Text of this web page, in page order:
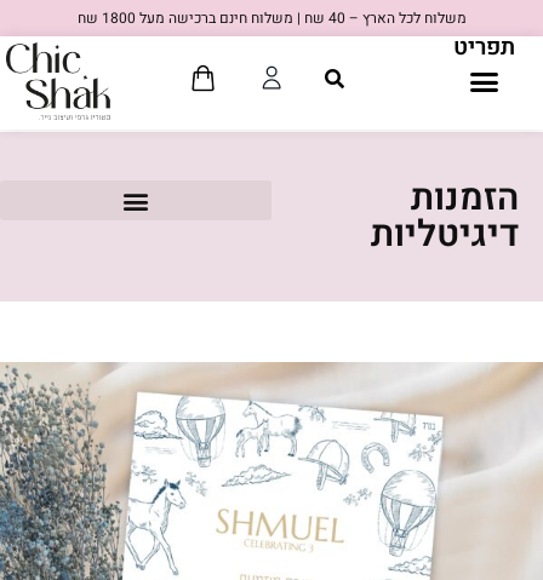
משלוח לכל הארץ – 40 שח | משלוח חינם ברכישה מעל 1800 שח
תפריט
הזמנות
דיגיטליות